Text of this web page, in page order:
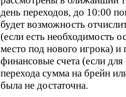
день переходов, до 10:00
будет возможность
(если есть необходимость
место под нового игрока) и
финансовые счета (если
перехода сумма на брейн
была не достаточна.